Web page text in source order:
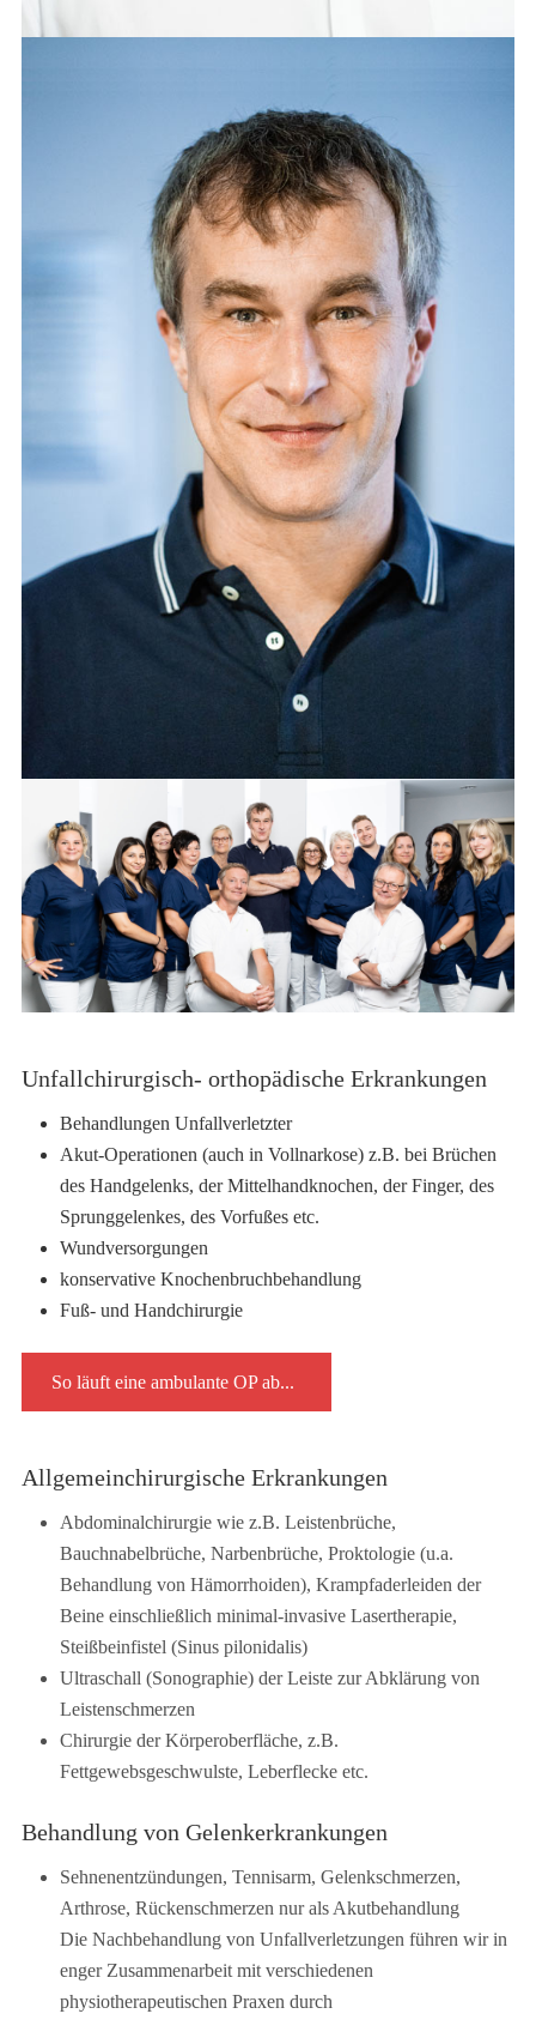
Unfallchirurgisch- orthopädische Erkrankungen
Behandlungen Unfallverletzter
Akut-Operationen (auch in Vollnarkose) z.B. bei Brüchen
des Handgelenks, der Mittelhandknochen, der Finger, des
Sprunggelenkes, des Vorfußes etc.
Wundversorgungen
konservative Knochenbruchbehandlung
Fuß- und Handchirurgie
So läuft eine ambulante OP ab...
Allgemeinchirurgische Erkrankungen
Abdominalchirurgie wie z.B. Leistenbrüche,
Bauchnabelbrüche, Narbenbrüche, Proktologie (u.a.
Behandlung von Hämorrhoiden), Krampfaderleiden der
Beine einschließlich minimal-invasive Lasertherapie,
Steißbeinfistel (Sinus pilonidalis)
Ultraschall (Sonographie) der Leiste zur Abklärung von
Leistenschmerzen
Chirurgie der Körperoberfläche, z.B.
Fettgewebsgeschwulste, Leberflecke etc.
Behandlung von Gelenkerkrankungen
Sehnenentzündungen, Tennisarm, Gelenkschmerzen,
Arthrose, Rückenschmerzen nur als Akutbehandlung
Die Nachbehandlung von Unfallverletzungen führen wir in
enger Zusammenarbeit mit verschiedenen
physiotherapeutischen Praxen durch